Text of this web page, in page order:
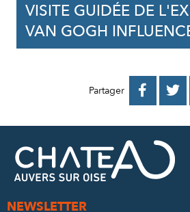
VISITE GUIDÉE DE
VAN GOGH
Partager  
NEWSLETTER